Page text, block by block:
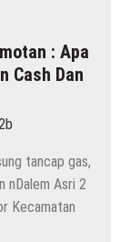
MBG
Ke Keluarga
: Apa
Cash Dan
tancap gas,
nDalem Asri 2
Kecamatan